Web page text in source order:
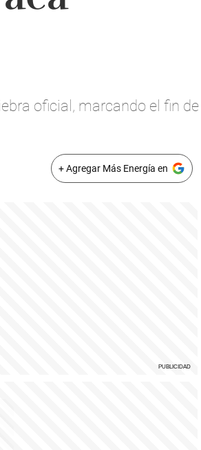
oficial, marcando el fin de
+ Agregar Más Energía en